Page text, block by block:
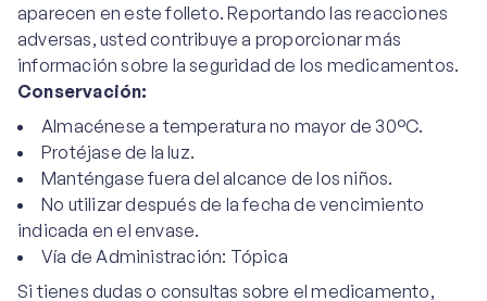
aparecen en este folleto. Reportando las reacciones
adversas, usted contribuye a proporcionar más
información sobre la seguridad de los medicamentos.
Conservación:
Almacénese a temperatura no mayor de 30°C.
Protéjase de la luz.
Manténgase fuera del alcance de los niños.
No utilizar después de la fecha de vencimiento
indicada en el envase.
Vía de Administración: Tópica
Si tienes dudas o consultas sobre el medicamento,